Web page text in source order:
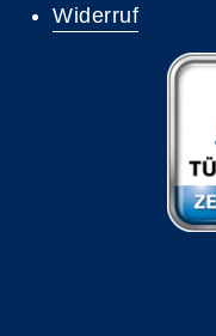
Widerruf